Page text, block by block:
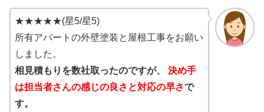
★★★★★(星5/星5)
所有アパートの外壁塗装と屋根工事をお願い
しました。
相見積もりを数社取ったのですが、 決め手
は担当者さんの感じの良さと対応の早さで
す。